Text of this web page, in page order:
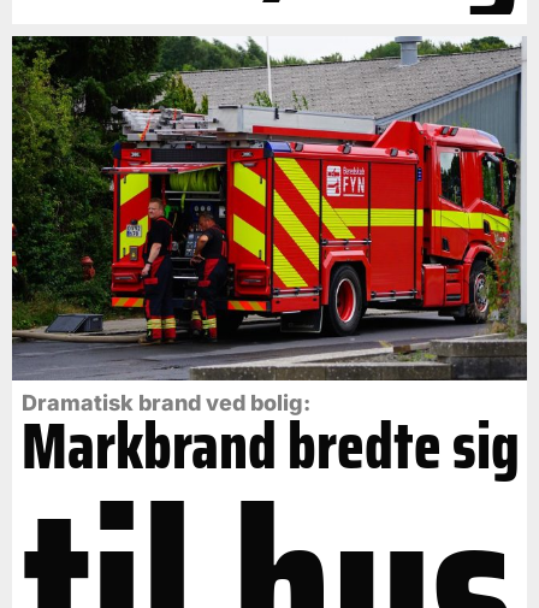
Dramatisk brand ved bolig:
Markbrand bredte sig